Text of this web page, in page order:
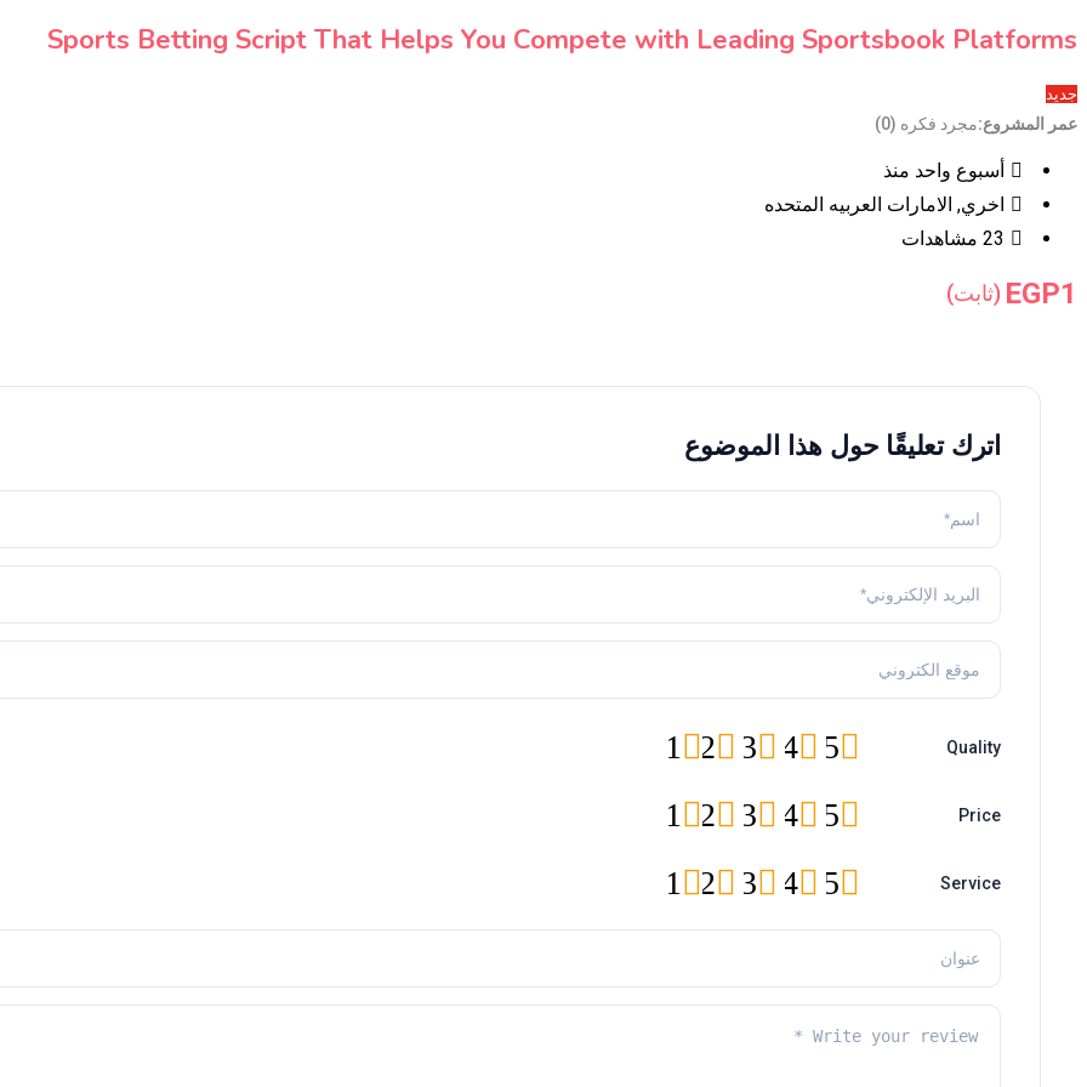
Sports Betting Script That Helps You Compete with Leading Sportsbook Platforms
جديد
عمر المشروع مجرد فكره (0)
أسبوع واحد منذ
اخري, الامارات العربيه المتحده
23 مشاهدات
EGP1 (ثابت)
اترك تعليقًا حول هذا الموضوع
Quality
5
4
3
2
1
Price
5
4
3
2
1
Service
5
4
3
2
1